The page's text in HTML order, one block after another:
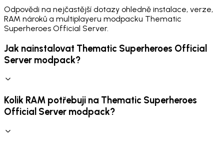
Odpovědi na nejčastější dotazy ohledně instalace, verze,
RAM nároků a multiplayeru modpacku Thematic
Superheroes Official Server.
Jak nainstalovat Thematic Superheroes Official
Server modpack?
Kolik RAM potřebuji na Thematic Superheroes
Official Server modpack?